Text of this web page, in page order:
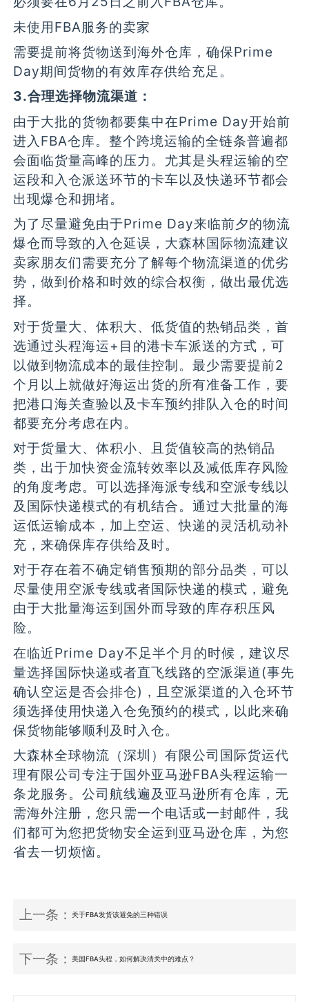
未使用FBA服务的卖家
需要提前将货物送到海外仓库，确保Prime
Day期间货物的有效库存供给充足。
3.合理选择物流渠道：
由于大批的货物都要集中在Prime Day开始前
进入FBA仓库。整个跨境运输的全链条普遍都
会面临货量高峰的压力。尤其是头程运输的空
运段和入仓派送环节的卡车以及快递环节都会
出现爆仓和拥堵。
为了尽量避免由于Prime Day来临前夕的物流
爆仓而导致的入仓延误，大森林国际物流建议
卖家朋友们需要充分了解每个物流渠道的优劣
势，做到价格和时效的综合权衡，做出最优选
择。
对于货量大、体积大、低货值的热销品类，首
选通过头程海运+目的港卡车派送的方式，可
以做到物流成本的最佳控制。最少需要提前2
个月以上就做好海运出货的所有准备工作，要
把港口海关查验以及卡车预约排队入仓的时间
都要充分考虑在内。
对于货量大、体积小、且货值较高的热销品
类，出于加快资金流转效率以及减低库存风险
的角度考虑。可以选择海派专线和空派专线以
及国际快递模式的有机结合。通过大批量的海
运低运输成本，加上空运、快递的灵活机动补
充，来确保库存供给及时。
对于存在着不确定销售预期的部分品类，可以
尽量使用空派专线或者国际快递的模式，避免
由于大批量海运到国外而导致的库存积压风
险。
在临近Prime Day不足半个月的时候，建议尽
量选择国际快递或者直飞线路的空派渠道(事先
确认空运是否会排仓)，且空派渠道的入仓环节
须选择使用快递入仓免预约的模式，以此来确
保货物能够顺利及时入仓。
大森林全球物流（深圳）有限公司国际货运代
理有限公司专注于国外亚马逊FBA头程运输一
条龙服务。公司航线遍及亚马逊所有仓库，无
需海外注册，您只需一个电话或一封邮件，我
们都可为您把货物安全运到亚马逊仓库，为您
省去一切烦恼。
上一条：关于FBA发货该避免的三种错误
下一条：美国FBA头程，如何解决清关中的难点？